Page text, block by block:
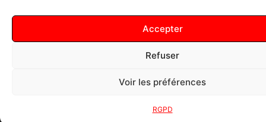
Accepter
Refuser
Voir les préférences
RGPD